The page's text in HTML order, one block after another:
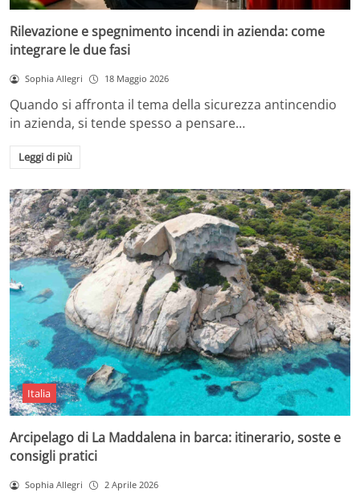
Rilevazione e spegnimento incendi in azienda: come
integrare le due fasi
Sophia Allegri 18 Maggio 2026
Quando si affronta il tema della sicurezza antincendio
in azienda, si tende spesso a pensare…
Leggi di più
Italia
Arcipelago di La Maddalena in barca: itinerario, soste e
consigli pratici
Sophia Allegri 2 Aprile 2026